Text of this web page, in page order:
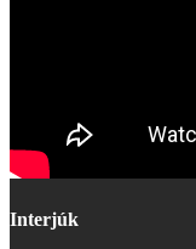
Interjúk